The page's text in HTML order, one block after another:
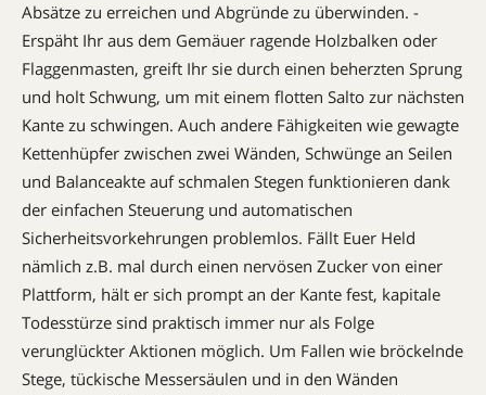
Absätze zu erreichen und Abgründe zu überwinden. ­
Erspäht Ihr aus dem Gemäuer ragende Holzbalken oder
Flaggenmasten, greift Ihr sie durch einen beherzten Sprung
und holt Schwung, um mit einem flotten Salto zur nächsten
Kante zu schwingen. Auch andere Fähigkeiten wie gewagte
Kettenhüpfer zwischen zwei Wänden, Schwünge an Seilen
und Balanceakte auf schmalen Stegen funktionieren dank
der einfachen Steuerung und automatischen
Sicherheitsvorkehrungen problemlos. Fällt Euer Held
nämlich z.B. mal durch einen nervösen Zucker von einer
Plattform, hält er sich prompt an der Kante fest, kapitale
Todesstürze sind praktisch immer nur als Folge
verunglückter Aktionen möglich. Um Fallen wie bröckelnde
Stege, tückische Messersäulen und in den Wänden